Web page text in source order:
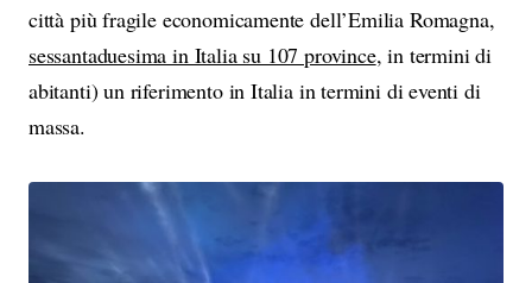
città più fragile economicamente dell’Emilia Romagna,
sessantaduesima in Italia su 107 province, in termini di
abitanti) un riferimento in Italia in termini di eventi di
massa.